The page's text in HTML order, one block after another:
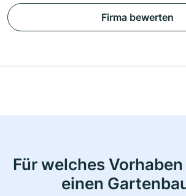
Firma bewerten
Für welches
einen